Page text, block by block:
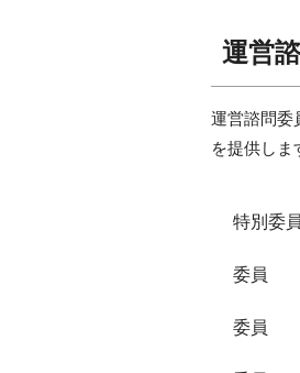
運営
運営諮問委
を提供しま
特別委員
委員
委員